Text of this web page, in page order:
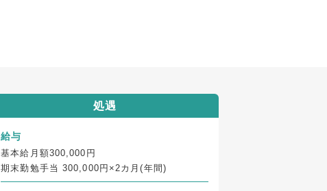
処遇
給与
基本給月額300,000円
期末勤勉手当 300,000円×2カ月(年間)